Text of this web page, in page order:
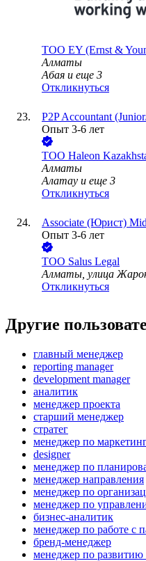
ТОО EY (Ernst &
Алматы
Абая и еще 3
Откликнуться
P2P Accountant
Опыт 3-6 лет
ТОО Hаleon
Алматы
Алатау и еще 3
Откликнуться
Associate (Юрист)
Опыт 3-6 лет
ТОО Salus Legal
Алматы, улица
Откликнуться
Другие
главный менеджер
reporting manager
development manager
аналитик
менеджер проекта
старший менеджер
стратег
менеджер по
designer
менеджер по
менеджер направления
менеджер по
менеджер по
бизнес-аналитик
менеджер по работе с
бренд-менеджер
менеджер по развитию